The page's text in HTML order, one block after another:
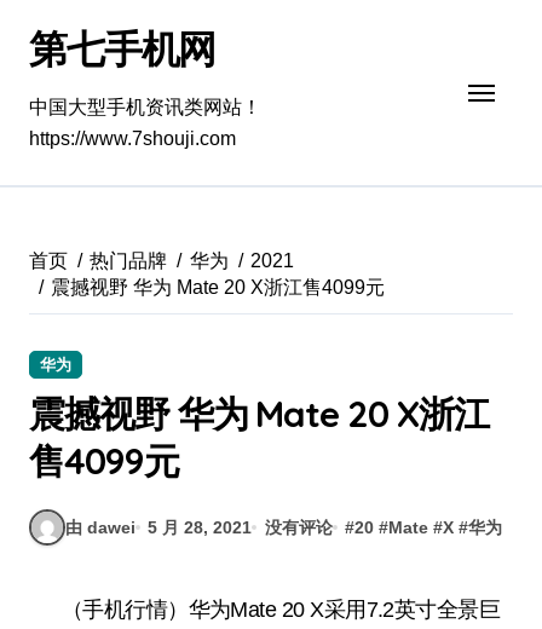
第七手机网
中国大型手机资讯类网站！
https://www.7shouji.com
首页 热门品牌 华为
2021
震撼视野 华为 Mate 20 X浙江售4099元
华为
震撼视野 华为 Mate 20 X浙江
售4099元
由 dawei 5 月 28, 2021 没有评论 #20 #Mate #X #华为
（手机行情）华为Mate 20 X采用7.2英寸全景巨